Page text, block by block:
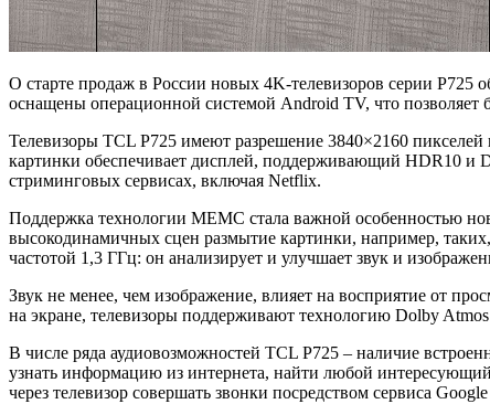
О старте продаж в России новых 4K-телевизоров серии
оснащены операционной системой Android TV, что позволяет
Телевизоры TCL P725 имеют разрешение 3840×2160
картинки обеспечивает дисплей, поддерживающий HDR10 и
стриминговых сервисах, включая Netflix.
Поддержка технологии MEMC стала важной особенностью
высокодинамичных сцен размытие картинки, например,
частотой 1,3 ГГц: он анализирует и улучшает звук и
Звук не менее, чем изображение, влияет на восприятие от
на экране, телевизоры поддерживают технологию Dolby
В числе ряда аудиовозможностей TCL P725 – наличие
узнать информацию из интернета, найти любой
через телевизор совершать звонки посредством сервиса